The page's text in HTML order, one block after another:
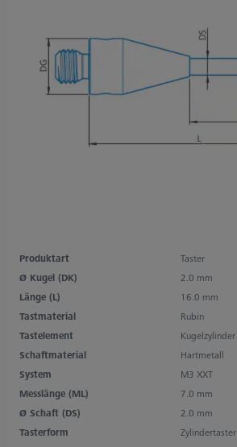
Produktart
Taster
Ø Kugel (DK)
2.0 mm
Länge (L)
16.0 mm
Tastmaterial
Rubin
Tastelement
Kugelzylinder
Schaftmaterial
Hartmetall
System
M3 XXT
Messlänge (ML)
7.0 mm
Ø Schaft (DS)
2.0 mm
Tasterform
Zylindertaster